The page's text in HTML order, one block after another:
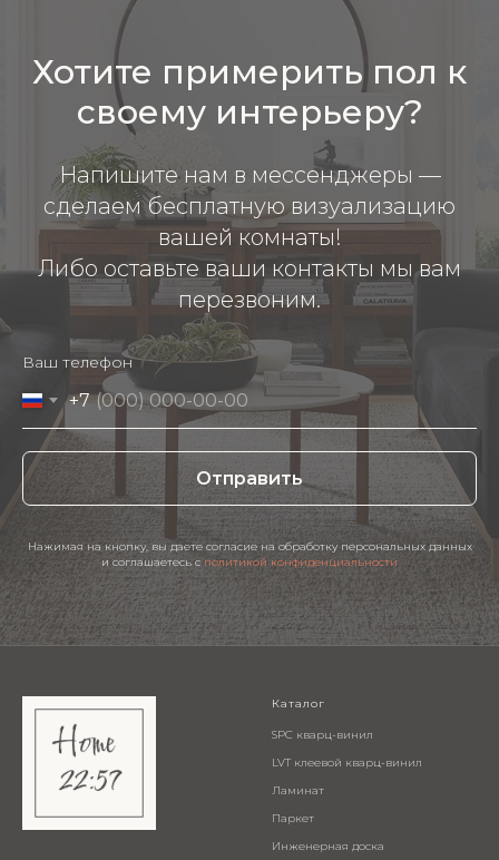
Хотите примерить пол к
своему интерьеру?
Напишите нам в мессенджеры —
сделаем бесплатную визуализацию
вашей комнаты!
Либо оставьте ваши контакты мы вам
перезвоним.
Ваш телефон
+7
Отправить
Нажимая на кнопку, вы даете согласие на обработку персональных данных
и соглашаетесь c политикой конфиденциальности
Каталог
SPC кварц-винил
LVT клеевой кварц-винил
Ламинат
Паркет
Инженерная доска